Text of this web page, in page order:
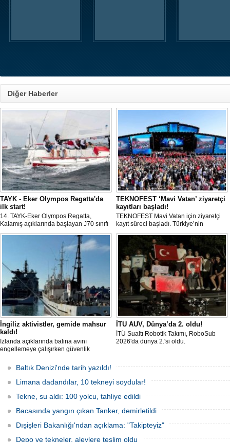
Diğer Haberler
TAYK - Eker Olympos Regatta'da
ilk start!
14. TAYK-Eker Olympos Regatta,
Kalamış açıklarında başlayan J70 sınıfı
yarışlarıyla ilk startını verdi. İstanbul'u 10
gün boyunca yelken coşkusuyla
buluşturacak organizasyonun ilk
gününde 9 tekne rüzgârla buluştu.
TEKNOFEST ‘Mavi Vatan’ ziyaretçi
kayıtları başladı!
TEKNOFEST Mavi Vatan için ziyaretçi
kayıt süreci başladı. Türkiye’nin
denizcilik ve savunma teknolojilerine
odaklanan etkinliği, 20-23 Ağustos
tarihleri arasında Gölcük Tersanesi
Komutanlığı’nda gerçekleştirilecek.
İngiliz aktivistler, gemide mahsur
kaldı!
İzlanda açıklarında balina avını
engellemeye çalışırken güvenlik
protesto gemisindeki 21 çevre aktivisti,
günlerdir gemiden çıkmalarına izin
verilmediğini ve temel haklarının ihlal
edildiğini öne sürdü. Mürettebatta iki
Britanyalı aktivist de bulunuyor.
İTU AUV, Dünya’da 2. oldu!
İTÜ Sualtı Robotik Takımı, RoboSub
2026'da dünya 2.'si oldu.
Baltık Denizi'nde tarih yazıldı!
Limana dadandılar, 10 tekneyi soydular!
Tekne, su aldı: 100 yolcu, tahliye edildi
Bacasında yangın çıkan Tanker, demirletildi
Dışişleri Bakanlığı'ndan açıklama: "Takipteyiz"
Depo ve tekneler, alevlere teslim oldu